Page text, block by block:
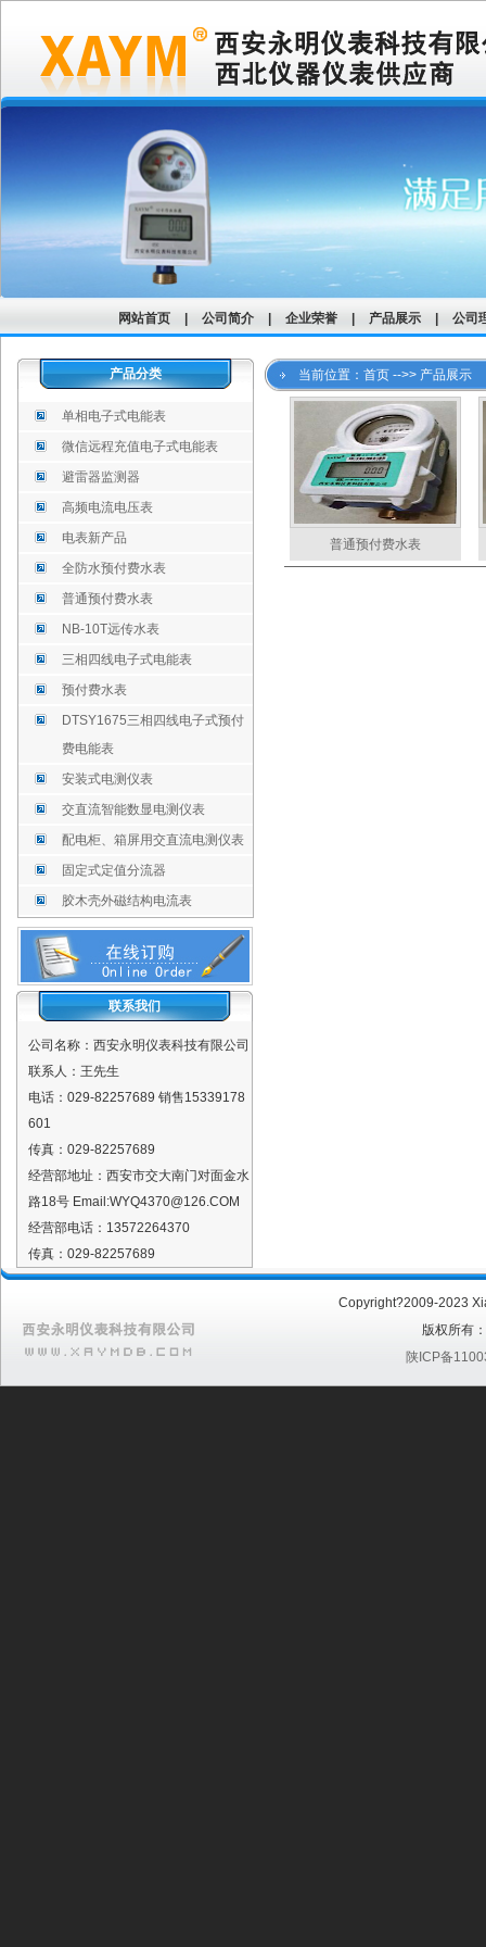
网站首页 公司简介 企业荣誉 产品展示 公司
产品分类
单相电子式电能表
微信远程充值电子式电能表
避雷器监测器
高频电流电压表
电表新产品
全防水预付费水表
普通预付费水表
NB-10T远传水表
三相四线电子式电能表
预付费水表
DTSY1675三相四线电子式预付
费电能表
安装式电测仪表
交直流智能数显电测仪表
配电柜、箱屏用交直流电测仪表
固定式定值分流器
胶木壳外磁结构电流表
联系我们
公司名称：西安永明仪表科技有限公司
联系人：王先生
电话：029-82257689 销售15339178
601
传真：029-82257689
经营部地址：西安市交大南门对面金水
路18号 Email:WYQ4370@126.COM
经营部电话：13572264370
传真：029-82257689
当前位置：首页 -->> 产品展示
普通预付费水表
Copyright?2009-2023
版权所有
陕ICP备